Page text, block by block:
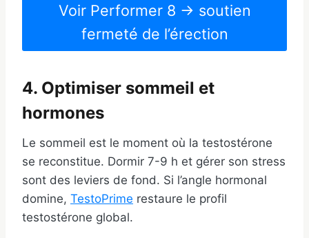
Voir Performer 8 → soutien
fermeté de l’érection
4. Optimiser sommeil et
hormones
Le sommeil est le moment où la testostérone
se reconstitue. Dormir 7-9 h et gérer son stress
sont des leviers de fond. Si l’angle hormonal
domine, TestoPrime restaure le profil
testostérone global.